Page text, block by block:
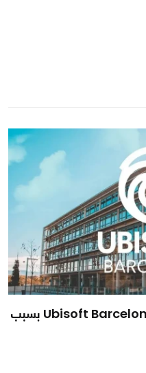
تصاعد الاحتجاجات داخل أروقة Ubisoft Barcelona بسبب